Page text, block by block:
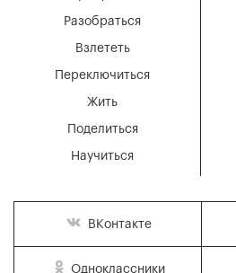
Разобраться
Взлететь
Переключиться
Жить
Поделиться
Научиться
ВКонтакте
Одноклассники